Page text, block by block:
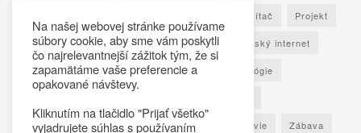
Počítač Projekt
Ransomware Rozhovor Seniori Slovenský internet
Sociálne siete Spoznaj Slovensko Technológie
Výročná správa Zaujímavé štatistiky Zdravie Zábava
Na našej webovej stránke používame
súbory cookie, aby sme vám poskytli
čo najrelevantnejší zážitok tým, že si
zapamätáme vaše preferencie a
opakované návštevy.
Kliknutím na tlačidlo "Prijať všetko"
vyjadrujete súhlas s používaním